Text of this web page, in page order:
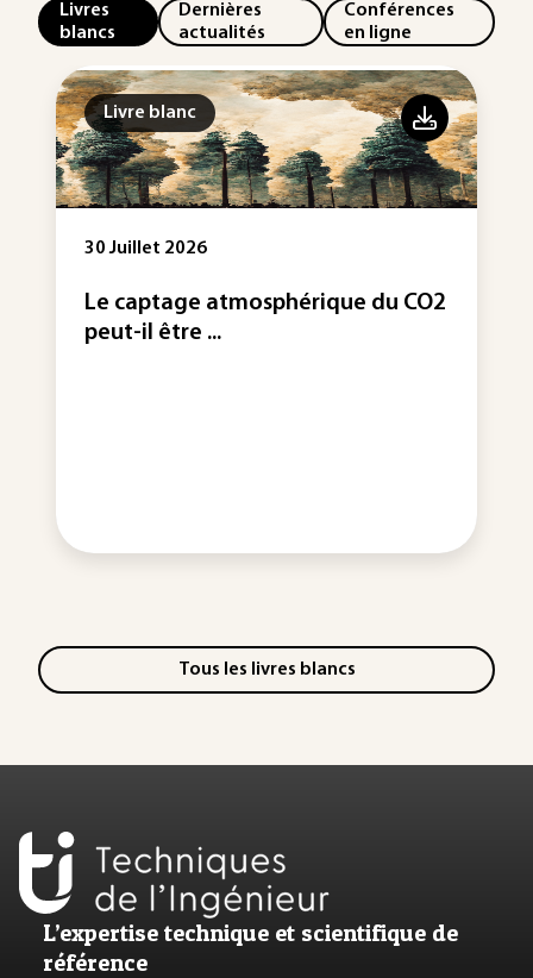
Livres
blancs
Dernières
actualités
Conférences
en ligne
Livre blanc
30 Juillet 2026
Le captage atmosphérique du CO2
peut-il être ...
Tous les livres blancs
L’expertise technique et scientifique de
référence